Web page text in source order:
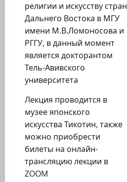
религии и искусству стран
Дальнего Востока в МГУ
имени М.В.Ломоносова и
РГГУ, в данный момент
является докторантом
Тель-Авивского
университета
Лекция проводится в
музее японского
искусства Тикотин, также
можно приобрести
билеты на онлайн-
трансляцию лекции в
ZOOM